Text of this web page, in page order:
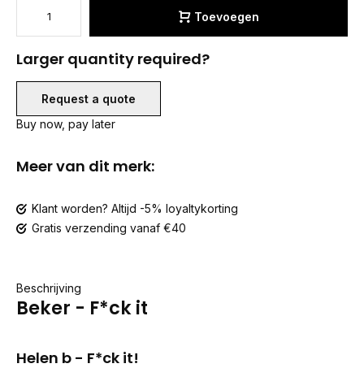
Toevoegen
Larger quantity required?
Request a quote
Buy now, pay later
Meer van dit merk:
Klant worden? Altijd -5% loyaltykorting
Gratis verzending vanaf €40
Beschrijving
Beker - F*ck it
Helen b - F*ck it!